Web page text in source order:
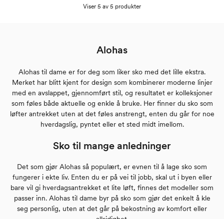
Viser 5 av 5 produkter
Alohas
Alohas til dame er for deg som liker sko med det lille ekstra.
Merket har blitt kjent for design som kombinerer moderne linjer
med en avslappet, gjennomført stil, og resultatet er kolleksjoner
som føles både aktuelle og enkle å bruke. Her finner du sko som
løfter antrekket uten at det føles anstrengt, enten du går for noe
hverdagslig, pyntet eller et sted midt imellom.
Sko til mange anledninger
Det som gjør Alohas så populært, er evnen til å lage sko som
fungerer i ekte liv. Enten du er på vei til jobb, skal ut i byen eller
bare vil gi hverdagsantrekket et lite løft, finnes det modeller som
passer inn. Alohas til dame byr på sko som gjør det enkelt å kle
seg personlig, uten at det går på bekostning av komfort eller